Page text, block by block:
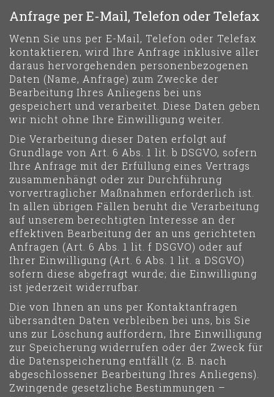
Anfrage per E-Mail, Telefon oder Telefax
Wenn Sie uns per E-Mail, Telefon oder Telefax
kontaktieren, wird Ihre Anfrage inklusive aller
daraus hervorgehenden personenbezogenen
Daten (Name, Anfrage) zum Zwecke der
Bearbeitung Ihres Anliegens bei uns
gespeichert und verarbeitet. Diese Daten geben
wir nicht ohne Ihre Einwilligung weiter.
Die Verarbeitung dieser Daten erfolgt auf
Grundlage von Art. 6 Abs. 1 lit. b DSGVO, sofern
Ihre Anfrage mit der Erfüllung eines Vertrags
zusammenhängt oder zur Durchführung
vorvertraglicher Maßnahmen erforderlich ist.
In allen übrigen Fällen beruht die Verarbeitung
auf unserem berechtigten Interesse an der
effektiven Bearbeitung der an uns gerichteten
Anfragen (Art. 6 Abs. 1 lit. f DSGVO) oder auf
Ihrer Einwilligung (Art. 6 Abs. 1 lit. a DSGVO)
sofern diese abgefragt wurde; die Einwilligung
ist jederzeit widerrufbar.
Die von Ihnen an uns per Kontaktanfragen
übersandten Daten verbleiben bei uns, bis Sie
uns zur Löschung auffordern, Ihre Einwilligung
zur Speicherung widerrufen oder der Zweck für
die Datenspeicherung entfällt (z. B. nach
abgeschlossener Bearbeitung Ihres Anliegens).
Zwingende gesetzliche Bestimmungen –